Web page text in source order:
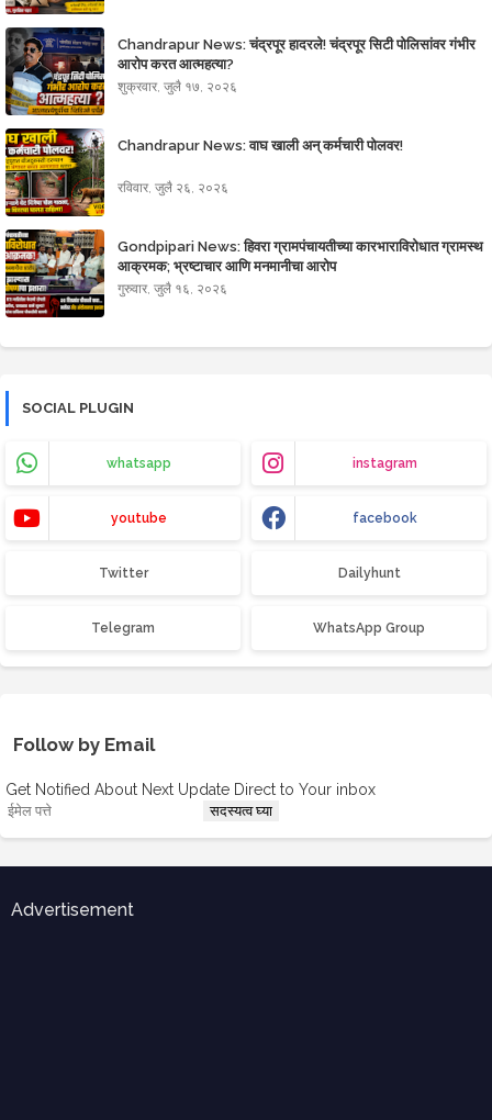
Chandrapur News: चंद्रपूर हादरले! चंद्रपूर सिटी पोलिसांवर गंभीर
आरोप करत आत्महत्या?
शुक्रवार, जुलै १७, २०२६
Chandrapur News: वाघ खाली अन् कर्मचारी पोलवर!
रविवार, जुलै २६, २०२६
Gondpipari News: हिवरा ग्रामपंचायतीच्या कारभाराविरोधात ग्रामस्थ
आक्रमक; भ्रष्टाचार आणि मनमानीचा आरोप
गुरुवार, जुलै १६, २०२६
SOCIAL PLUGIN
whatsapp instagram
youtube facebook
Twitter Dailyhunt
Telegram WhatsApp Group
Follow by Email
Get Notified About Next Update Direct to Your inbox
Advertisement